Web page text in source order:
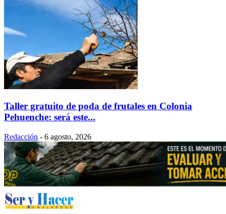
Taller gratuito de poda de frutales en Colonia
Pehuenche: será este...
Redacción - 6 agosto, 2026